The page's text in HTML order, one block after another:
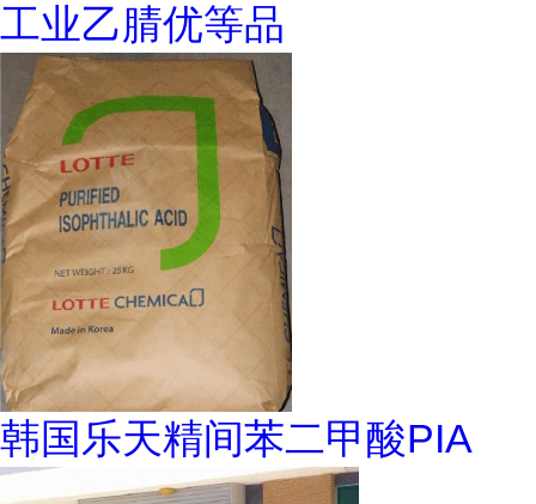
工业乙腈优等品
韩国乐天精间苯二甲酸PIA